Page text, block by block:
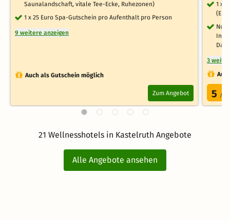
Saunalandschaft, vitale Tee-Ecke, Ruhezonen)
1 x 25 Euro Spa-Gutschein pro Aufenthalt pro Person
9 weitere anzeigen
Auch als Gutschein möglich
Zum Angebot
1 x
3
5 /5.0
21 Wellnesshotels in Kastelruth Angebote
Alle Angebote ansehen